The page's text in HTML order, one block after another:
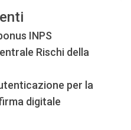
INPS
Rischi della
per la
digitale